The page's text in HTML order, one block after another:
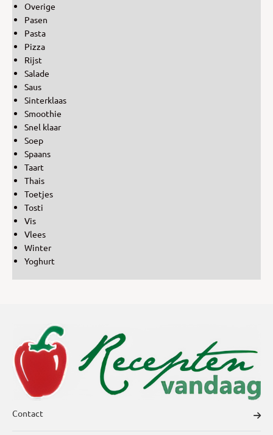
Overige
Pasen
Pasta
Pizza
Rijst
Salade
Saus
Sinterklaas
Smoothie
Snel klaar
Soep
Spaans
Taart
Thais
Toetjes
Tosti
Vis
Vlees
Winter
Yoghurt
Contact